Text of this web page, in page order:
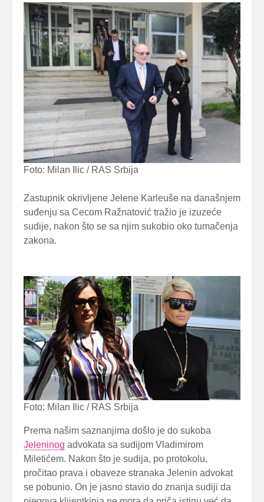
Foto: Milan Ilic / RAS Srbija
Zastupnik okrivljene Jelene Karleuše na današnjem
suđenju sa Cecom Ražnatović tražio je izuzeće
sudije, nakon što se sa njim sukobio oko tumačenja
zakona.
Foto: Milan Ilic / RAS Srbija
Prema našim saznanjima došlo je do sukoba
Jeleninog advokata sa sudijom Vladimirom
Miletićem. Nakon što je sudija, po protokolu,
pročitao prava i obaveze stranaka Jelenin advokat
se pobunio. On je jasno stavio do znanja sudiji da